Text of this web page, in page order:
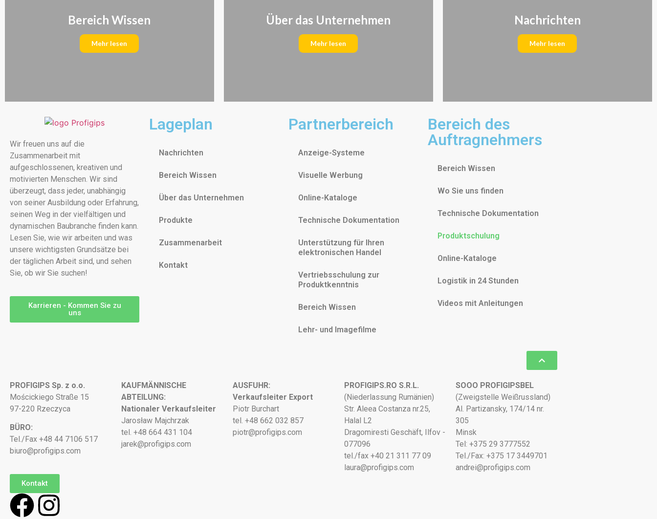
Bereich Wissen
Mehr lesen
Über das Unternehmen
Mehr lesen
Nachrichten
Mehr lesen
Wir freuen uns auf die
Zusammenarbeit mit
aufgeschlossenen, kreativen und
motivierten Menschen. Wir sind
überzeugt, dass jeder, unabhängig
von seiner Ausbildung oder Erfahrung,
seinen Weg in der vielfältigen und
dynamischen Baubranche finden kann.
Lesen Sie, wie wir arbeiten und was
unsere wichtigsten Grundsätze bei
der täglichen Arbeit sind, und sehen
Sie, ob wir Sie suchen!
Karrieren - Kommen Sie zu
uns
Lageplan
Nachrichten
Bereich Wissen
Über das Unternehmen
Produkte
Zusammenarbeit
Kontakt
Partnerbereich
Anzeige-Systeme
Visuelle Werbung
Online-Kataloge
Technische Dokumentation
Unterstützung für Ihren
elektronischen Handel
Vertriebsschulung zur
Produktkenntnis
Bereich Wissen
Lehr- und Imagefilme
Bereich des
Auftragnehmers
Bereich Wissen
Wo Sie uns finden
Technische Dokumentation
Produktschulung
Online-Kataloge
Logistik in 24 Stunden
Videos mit Anleitungen
PROFIGIPS Sp. z o.o.
Mościckiego Straße 15
97-220 Rzeczyca
BÜRO:
Tel./Fax +48 44 7106 517
biuro@profigips.com
Kontakt
KAUFMÄNNISCHE
ABTEILUNG:
Nationaler Verkaufsleiter
Jarosław Majchrzak
tel. +48 664 431 104
jarek@profigips.com
AUSFUHR:
Verkaufsleiter Export
Piotr Burchart
tel. +48 662 032 857
piotr@profigips.com
PROFIGIPS.RO S.R.L.
(Niederlassung Rumänien)
Str. Aleea Costanza nr.25,
Halal L2
Dragomiresti Geschäft, Ilfov -
077096
tel./fax +40 21 311 77 09
laura@profigips.com
SOOO PROFIGIPSBEL
(Zweigstelle Weißrussland)
Al. Partizansky, 174/14 nr.
305
Minsk
Tel: +375 29 3777552
Tel./Fax: +375 17 3449701
andrei@profigips.com